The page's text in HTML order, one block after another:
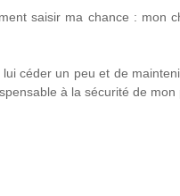
saisir ma chance : mon
céder un peu et de
à la sécurité de mon